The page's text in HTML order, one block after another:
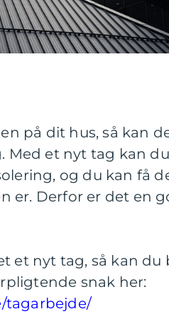
på dit hus, så kan
Med et nyt tag kan
og du kan få
er. Derfor er det en
et nyt tag, så kan du
snak her:
tagarbejde/